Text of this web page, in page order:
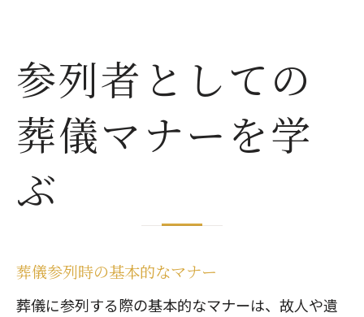
参列者としての
葬儀マナーを学
ぶ
葬儀参列時の基本的なマナー
葬儀に参列する際の基本的なマナーは、故人や遺